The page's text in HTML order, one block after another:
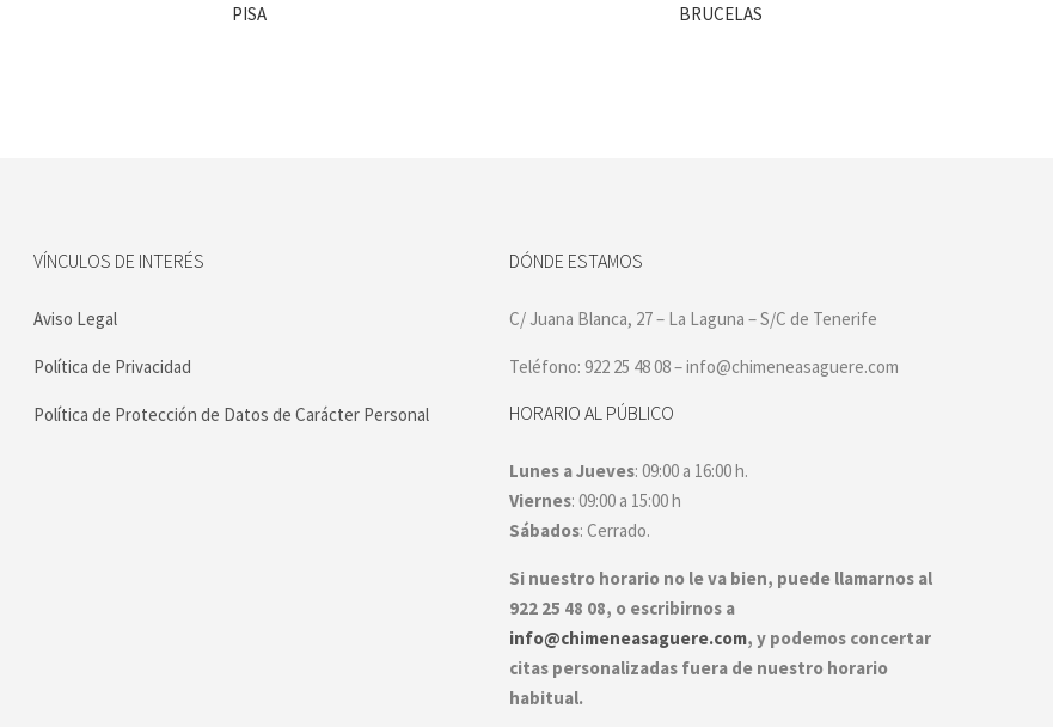
PISA BRUCELAS
VÍNCULOS DE INTERÉS
Aviso Legal
Política de Privacidad
Política de Protección de Datos de Carácter Personal
DÓNDE ESTAMOS
C/ Juana Blanca, 27 – La Laguna – S/C de Tenerife
Teléfono: 922 25 48 08 – info@chimeneasaguere.com
HORARIO AL PÚBLICO
Lunes a Jueves: 09:00 a 16:00 h.
Viernes: 09:00 a 15:00 h
Sábados: Cerrado.
Si nuestro horario no le va bien, puede llamarnos al
922 25 48 08, o escribirnos a
info@chimeneasaguere.com, y podemos concertar
citas personalizadas fuera de nuestro horario
habitual.